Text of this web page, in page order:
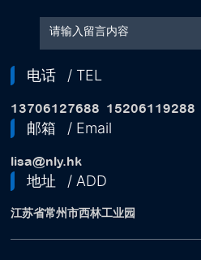
电话 / TEL
13706127688 15206119288
邮箱 / Email
lisa@nly.hk
地址 / ADD
江苏省常州市西林工业园